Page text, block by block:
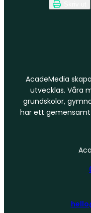
AcadeMedia
utvecklas. Våra
grundskolor,
har ett